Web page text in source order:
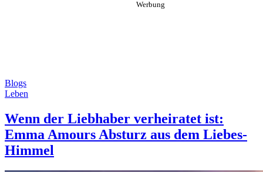
Blogs
Leben
Wenn der Liebhaber verheiratet ist:
Emma Amours Absturz aus dem Liebes-
Himmel